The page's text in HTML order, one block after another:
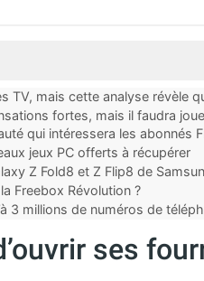
TV, mais cette analyse révèle
fortes, mais il faudra
qui intéressera les abonnés
jeux PC offerts à récupérer
Z Fold8 et Z Flip8 de
Freebox Révolution ?
3 millions de numéros de
ses